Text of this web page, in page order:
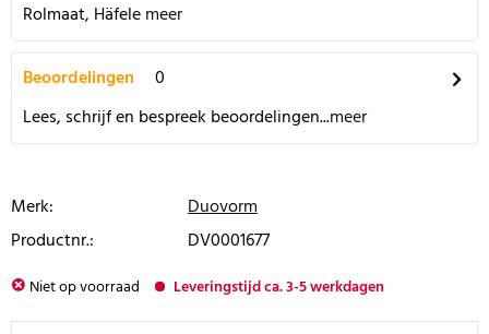
Rolmaat, Häfelemeer
Beoordelingen
0
Lees, schrijf en bespreek beoordelingen...meer
Merk:
Duovorm
Productnr.:
DV0001677
Niet op voorraad Leveringstijd ca. 3-5 werkdagen